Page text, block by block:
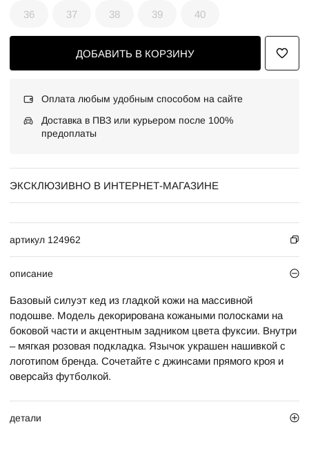
36 37 38 39 40
ДОБАВИТЬ В КОРЗИНУ
Оплата любым удобным способом на сайте
Доставка в ПВЗ или курьером после 100%
предоплаты
ЭКСКЛЮЗИВНО В ИНТЕРНЕТ-МАГАЗИНЕ
артикул 124962
описание
Базовый силуэт кед из гладкой кожи на массивной
подошве. Модель декорирована кожаными полосками на
боковой части и акцентным задником цвета фуксии. Внутри
– мягкая розовая подкладка. Язычок украшен нашивкой с
логотипом бренда. Сочетайте с джинсами прямого кроя и
оверсайз футболкой.
детали